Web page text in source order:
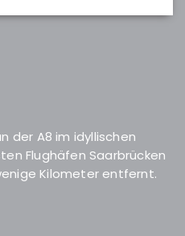
der A8 im idyllischen
Flughäfen Saarbrücken
Kilometer entfernt.